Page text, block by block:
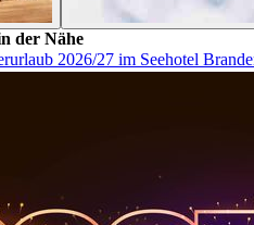
der Nähe
2026/27 im Seehotel